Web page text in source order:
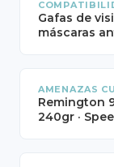
Gafas de
máscaras
AMENAZAS
Remington
240gr ·